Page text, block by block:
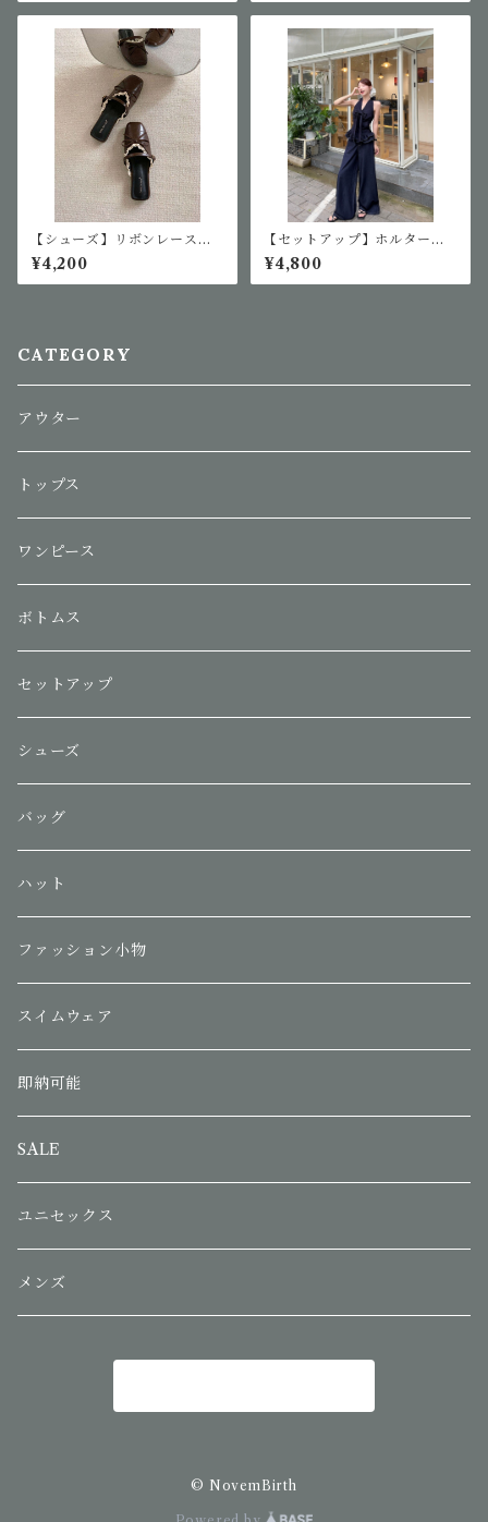
【シューズ】リボンレースミ
ュールサンダル
¥4,200
【セットアップ】ホルターネ
ックデニム生地風セットアッ
プ
¥4,800
CATEGORY
アウター
トップス
ワンピース
ボトムス
セットアップ
シューズ
バッグ
ハット
ファッション小物
スイムウェア
即納可能
SALE
ユニセックス
メンズ
© NovemBirth